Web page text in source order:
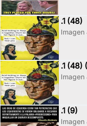
.1 (48)
Imagen
.1 (48)
Imagen
.1 (9)
Imagen